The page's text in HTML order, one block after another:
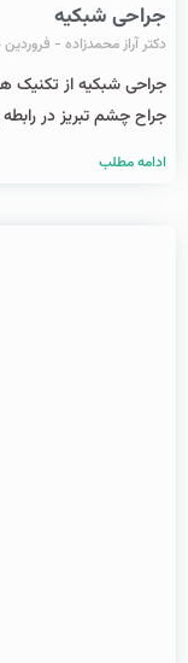
جراحی شبکیه
دکتر آراز محمدزاده فروردین 24, 1405
جراحی شبکیه از تکنیک
جراح چشم تبریز در رابطه
ادامه مطلب